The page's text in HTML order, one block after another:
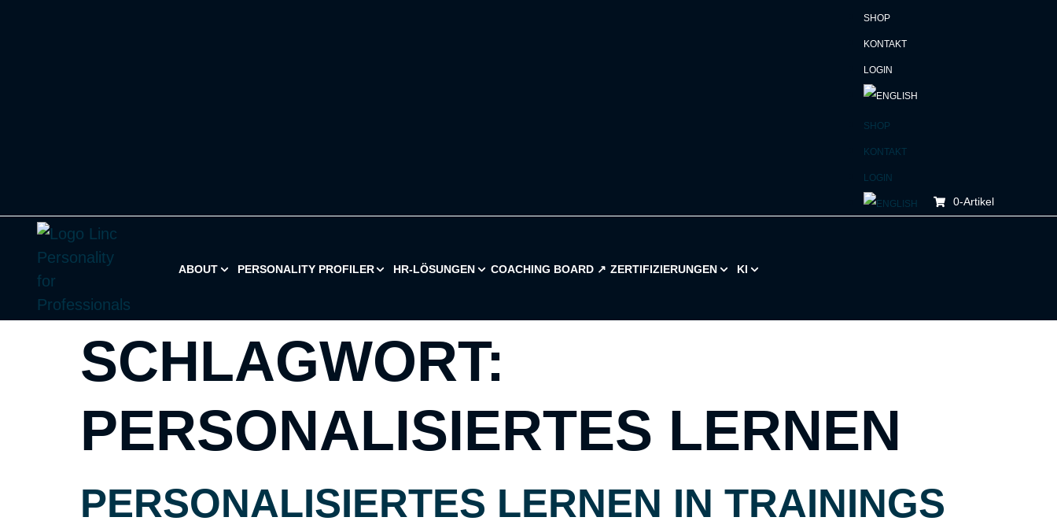
SHOP
KONTAKT
LOGIN
SHOP
KONTAKT
LOGIN
0-Artikel
ABOUT PERSONALITY PROFILER HR-LÖSUNGEN COACHING BOARD ↗︎ ZERTIFIZIERUNGEN KI
SCHLAGWORT:
PERSONALISIERTES LERNEN
PERSONALISIERTES LERNEN IN TRAININGS